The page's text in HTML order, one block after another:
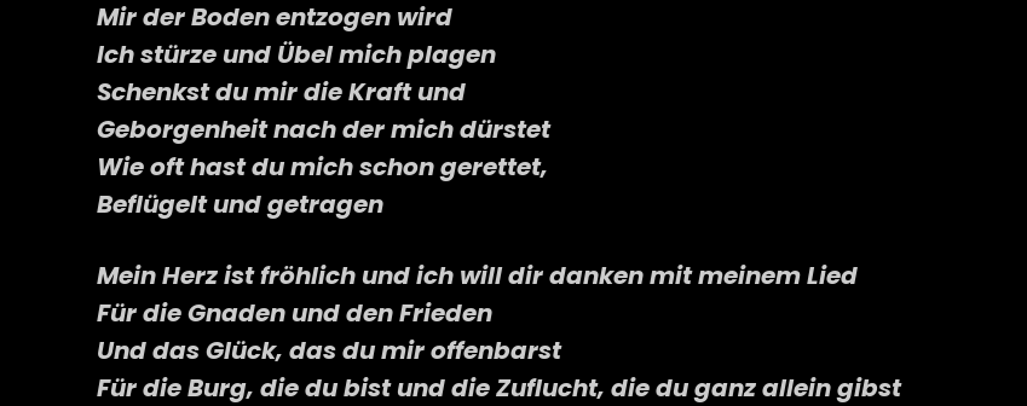
Mir der Boden entzogen wird
Ich stürze und Übel mich plagen
Schenkst du mir die Kraft und
Geborgenheit nach der mich dürstet
Wie oft hast du mich schon gerettet,
Beflügelt und getragen
Mein Herz ist fröhlich und ich will dir danken mit meinem Lied
Für die Gnaden und den Frieden
Und das Glück, das du mir offenbarst
Für die Burg, die du bist und die Zuflucht, die du ganz allein gibst